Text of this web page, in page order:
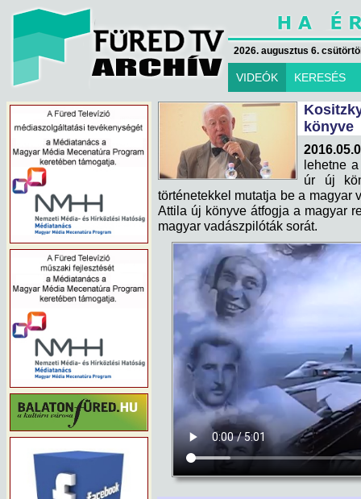
2026. augusztus 6.
VIDEÓK KERESÉS
könyve
lehetne
úr új
történetekkel mutatja be a magyar
Attila új könyve átfogja a magyar
magyar vadászpilóták sorát.